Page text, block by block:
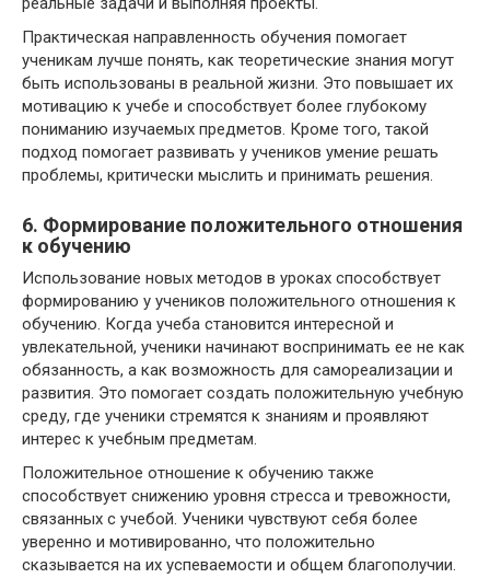
Практическая направленность обучения помогает
ученикам лучше понять, как теоретические знания могут
быть использованы в реальной жизни. Это повышает их
мотивацию к учебе и способствует более глубокому
пониманию изучаемых предметов. Кроме того, такой
подход помогает развивать у учеников умение решать
проблемы, критически мыслить и принимать решения.
6. Формирование положительного отношения
к обучению
Использование новых методов в уроках способствует
формированию у учеников положительного отношения к
обучению. Когда учеба становится интересной и
увлекательной, ученики начинают воспринимать ее не как
обязанность, а как возможность для самореализации и
развития. Это помогает создать положительную учебную
среду, где ученики стремятся к знаниям и проявляют
интерес к учебным предметам.
Положительное отношение к обучению также
способствует снижению уровня стресса и тревожности,
связанных с учебой. Ученики чувствуют себя более
уверенно и мотивированно, что положительно
сказывается на их успеваемости и общем благополучии.